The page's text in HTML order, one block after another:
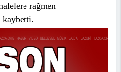
rağmen
kaybetti.